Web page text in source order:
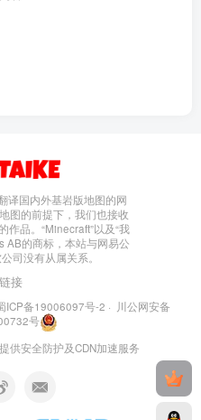
译国内外基岩版地图的网
图的前提下，我们也接收
品。“Minecraft”以及“我
AB的商标，本站与网易公
司没有从属关系。
接
ICP备19006097号-2 · 川公网安备
号
提供安全防护及CDN加速服务